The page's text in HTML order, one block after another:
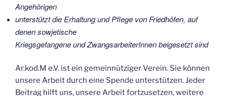
Angehörigen
unterstützt die Erhaltung und Pflege von Friedhöfen, auf
denen sowjetische
Kriegsgefangene und ZwangsarbeiterInnen beigesetzt sind
Ar.kod.M e.V. ist ein gemeinnütziger Verein. Sie können
unsere Arbeit durch eine Spende unterstützen. Jeder
Beitrag hilft uns, unsere Arbeit fortzusetzen, weitere